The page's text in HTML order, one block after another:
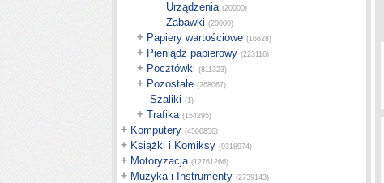
Urządzenia (20000)
Zabawki (20000)
+ Papiery wartościowe (16628)
+ Pieniądz papierowy (223116)
+ Pocztówki (811323)
+ Pozostałe (268067)
Szaliki (1)
+ Trafika (154295)
+ Komputery (4500856)
+ Książki i Komiksy (9318974)
+ Motoryzacja (12761266)
+ Muzyka i Instrumenty (2739143)